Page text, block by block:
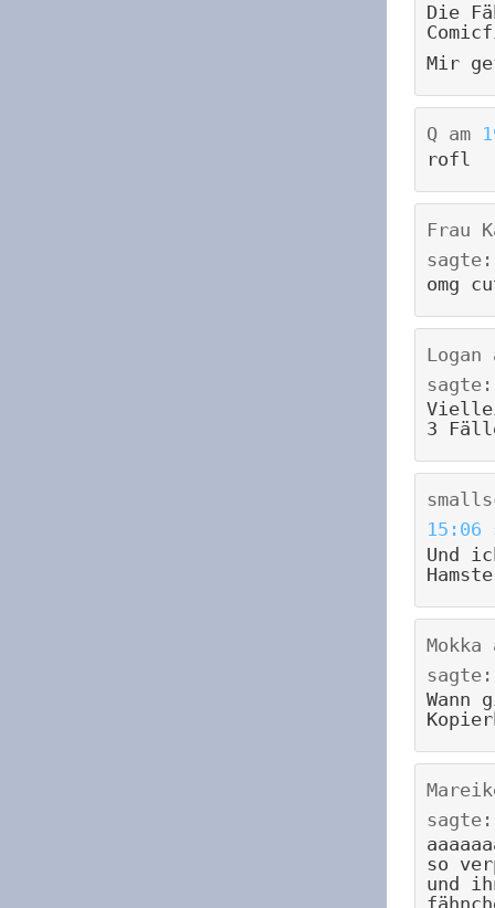
Die
Mir
Q am
rofl
Frau
sagte:
omg
Logan
sagte:
3
15:06
Und
Mokka
sagte:
Wann
sagte:
so
und